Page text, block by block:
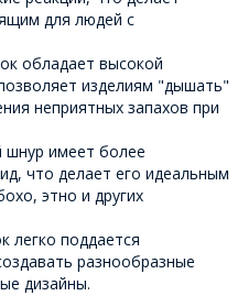
для людей с
обладает высокой
изделиям "дышать"
неприятных запахов при
шнур имеет более
что делает его идеальным
этно и других
легко поддается
разнообразные
дизайны.